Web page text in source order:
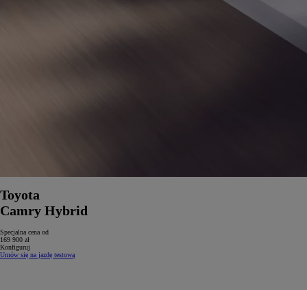
Toyota
Camry Hybrid
Specjalna cena od
169 900 zł
Konfiguruj
Umów się na jazdę testową